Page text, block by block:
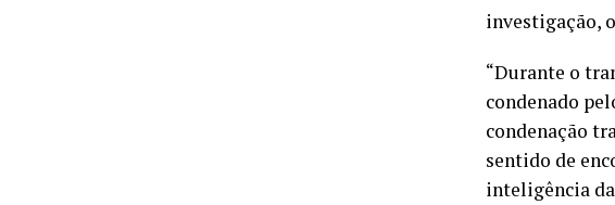
investigação,
“Durante o
condenado
condenação
sentido de
inteligência